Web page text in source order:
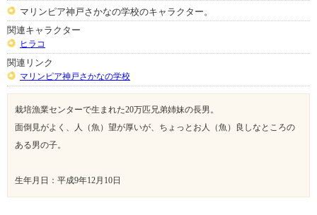
マリンピア神戸さかなの学校のキャラクター。
関連キャラクター
ヒラコ
関連リンク
マリンピア神戸さかなの学校
栽培漁業センターで生まれた20万匹兄弟姉妹の長男。
面倒見がよく、人（魚）望が厚いが、ちょっとお人（魚）良しなところの
ある男の子。
生年月日：平成9年12月10日